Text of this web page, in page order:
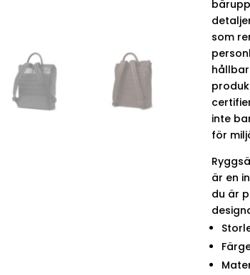
som
inte
för
är en
du är